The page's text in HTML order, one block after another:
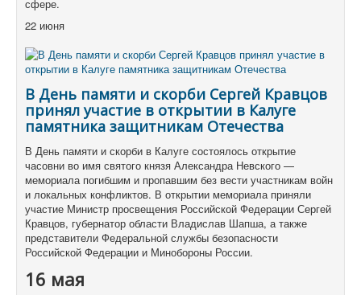
сфере.
22 июня
В День памяти и скорби Сергей Кравцов
принял участие в открытии в Калуге
памятника защитникам Отечества
В День памяти и скорби в Калуге состоялось открытие
часовни во имя святого князя Александра Невского —
мемориала погибшим и пропавшим без вести участникам войн
и локальных конфликтов. В открытии мемориала приняли
участие Министр просвещения Российской Федерации Сергей
Кравцов, губернатор области Владислав Шапша, а также
представители Федеральной службы безопасности
Российской Федерации и Минобороны России.
16 мая